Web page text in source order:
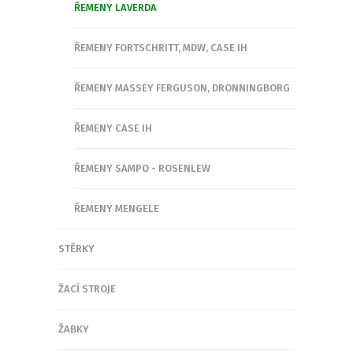
ŘEMENY LAVERDA
ŘEMENY FORTSCHRITT, MDW, CASE IH
ŘEMENY MASSEY FERGUSON, DRONNINGBORG
ŘEMENY CASE IH
ŘEMENY SAMPO - ROSENLEW
ŘEMENY MENGELE
STĚRKY
ŽACÍ STROJE
ŽABKY